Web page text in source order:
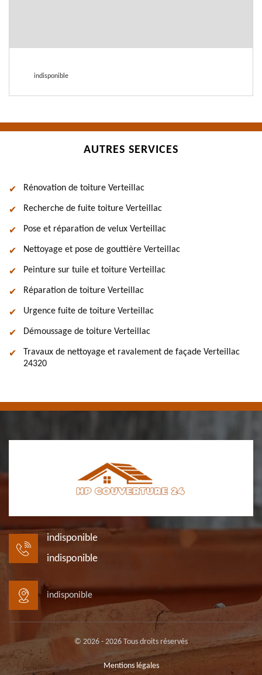
indisponible
AUTRES SERVICES
Rénovation de toiture Verteillac
Recherche de fuite toiture Verteillac
Pose et réparation de velux Verteillac
Nettoyage et pose de gouttière Verteillac
Peinture sur tuile et toiture Verteillac
Réparation de toiture Verteillac
Urgence fuite de toiture Verteillac
Démoussage de toiture Verteillac
Travaux de nettoyage et ravalement de façade Verteillac
24320
indisponible
indisponible
indisponible
© 2026 - 2026 Tous droits réservés
Mentions légales